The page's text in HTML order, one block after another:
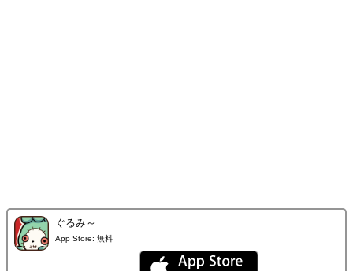
ぐるみ～
App Store: 無料